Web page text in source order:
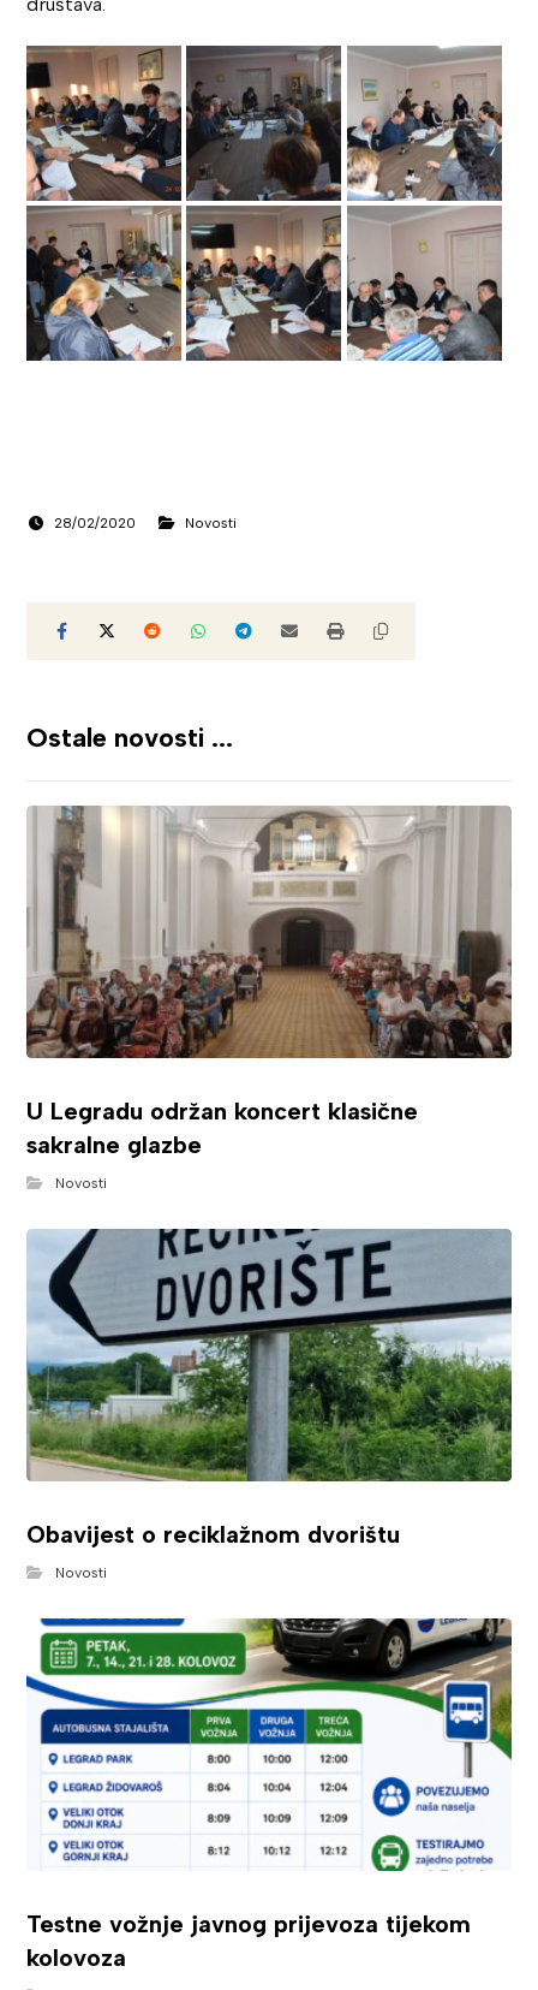
28/02/2020 Novosti
Ostale novosti ...
U Legradu održan koncert klasične
sakralne glazbe
Novosti
Obavijest o reciklažnom dvorištu
Novosti
Testne vožnje javnog prijevoza tijekom
kolovoza